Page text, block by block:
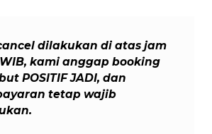
dilakukandi atas jam
, kami anggap booking
POSITIF JADI, dan
tetap wajib
.